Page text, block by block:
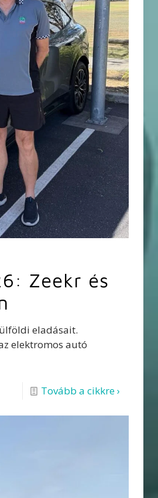
Zeekr és
eladásait.
elektromos autó
Tovább a cikkre ›